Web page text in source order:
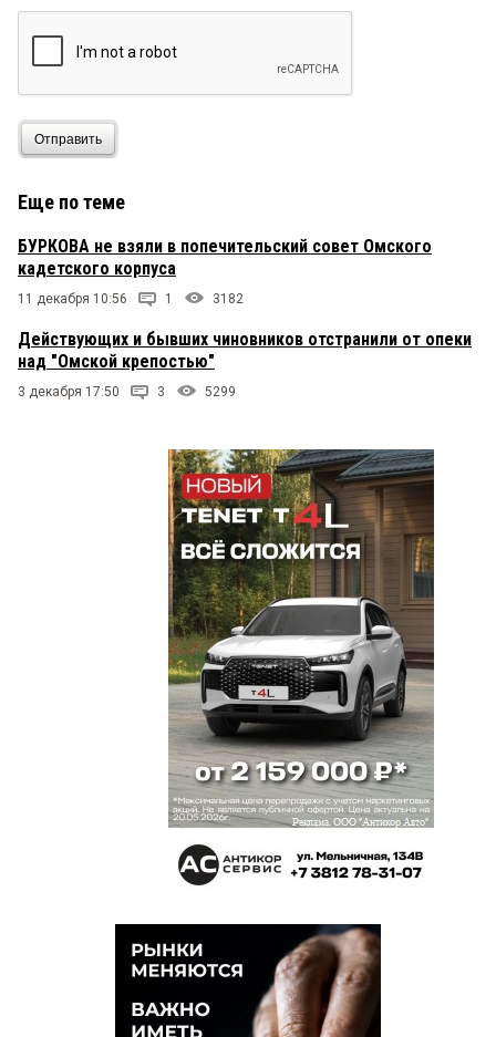
Отправить
Еще по теме
БУРКОВА не взяли в попечительский совет Омского
кадетского корпуса
11 декабря 10:56 1 3182
Действующих и бывших чиновников отстранили от опеки
над "Омской крепостью"
3 декабря 17:50 3 5299